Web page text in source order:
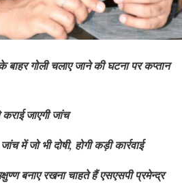
बाहर गोली चलाए जाने की घटना पर कप्तान
जाएगी जांच
में जो भी दोषी, होगी कड़ी कार्रवाई
बनाए रखना चाहते हैं एसएसपी प्रमेन्द्र